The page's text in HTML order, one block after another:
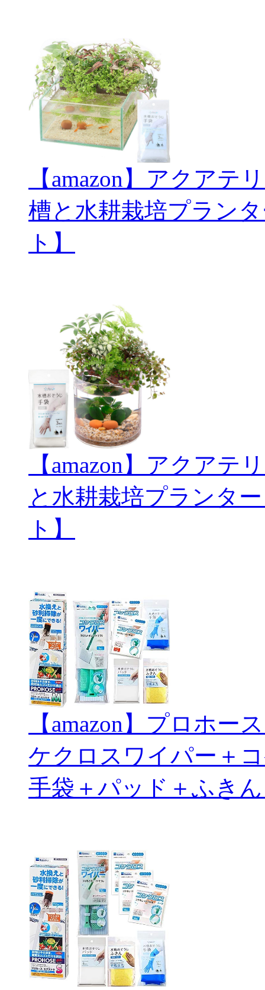
【amazon】アクアテ
槽と水耕栽培プラン
ト】
【amazon】アクアテ
と水耕栽培プランタ
ト】
【amazon】プロホ
ケクロスワイパー＋
手袋＋パッド＋ふき